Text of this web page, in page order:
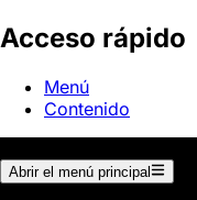
Acceso rápido
Menú
Contenido
Abrir el menú principal